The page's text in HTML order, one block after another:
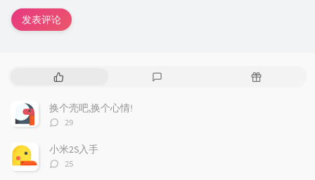
发表评论
热
文
章
随
换个壳吧,换个心情!
评
数：
29
小米2S入手
评
25